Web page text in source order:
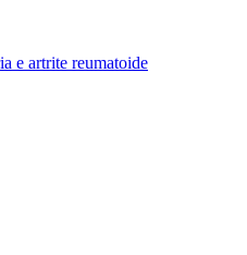
e artrite reumatoide